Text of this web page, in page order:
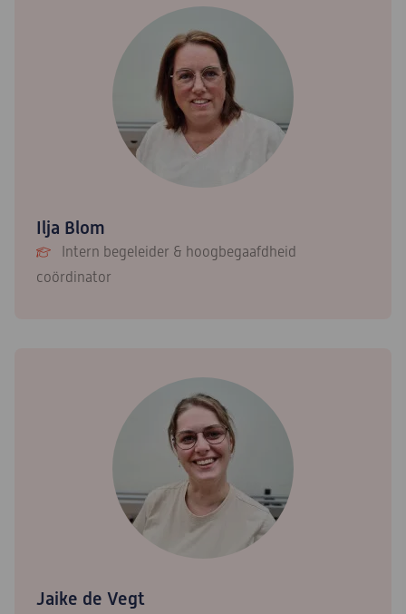
Ilja Blom
Intern begeleider & hoogbegaafdheid
coördinator
Jaike de Vegt